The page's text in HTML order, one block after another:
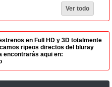
Ver todo
en Full HD y 3D totalmente
ripeos directos del bluray
encontrarás aqui en: